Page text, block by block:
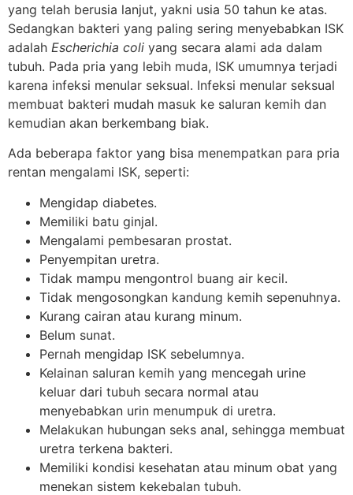
yang telah berusia lanjut, yakni usia 50 tahun ke atas.
Sedangkan bakteri yang paling sering menyebabkan ISK
adalah Escherichia coli yang secara alami ada dalam
tubuh. Pada pria yang lebih muda, ISK umumnya terjadi
karena infeksi menular seksual. Infeksi menular seksual
membuat bakteri mudah masuk ke saluran kemih dan
kemudian akan berkembang biak.
Ada beberapa faktor yang bisa menempatkan para pria
rentan mengalami ISK, seperti:
Mengidap diabetes.
Memiliki batu ginjal.
Mengalami pembesaran prostat.
Penyempitan uretra.
Tidak mampu mengontrol buang air kecil.
Tidak mengosongkan kandung kemih sepenuhnya.
Kurang cairan atau kurang minum.
Belum sunat.
Pernah mengidap ISK sebelumnya.
Kelainan saluran kemih yang mencegah urine
keluar dari tubuh secara normal atau
menyebabkan urin menumpuk di uretra.
Melakukan hubungan seks anal, sehingga membuat
uretra terkena bakteri.
Memiliki kondisi kesehatan atau minum obat yang
menekan sistem kekebalan tubuh.